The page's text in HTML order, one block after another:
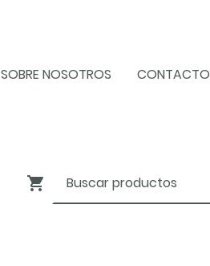
SOBRE NOSOTROS CONTACTO